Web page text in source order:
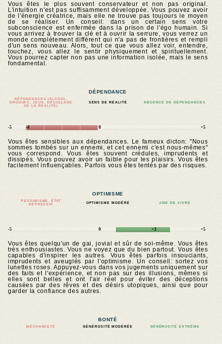
Vous êtes le plus souvent conservateur et non pas original.
L'intuition n'est pas suffisamment développée. Vous pouvez avoir
de l'énergie créatrice, mais elle ne trouve pas toujours le moyen
de se réaliser. Un conseil: dans un certain sens votre
subconscience est enfermée dans la prison de l'égo humain. Si
vous arrivez à trouver la clé et à ouvrir la serrure, vous verrez un
monde complètement différent qui n'a pas de frontières et rempli
d'un sens nouveau. Alors, tout ce que vous allez voir, entendre,
touchez, vous allez le sentir physiquement et spirituellement.
Vous pourrez capter non pas une information isolée, mais le sens
fondamental.
DÉPENDANCE
DÉPANDANCES (ALCOOL,
DROGUES, JEUX, DÉCOLLAGE
DE LA RÉALITÉ)
SENS DE RÉALITÉ ABSENCE DE DÉPENDANCES
-5 -4 0 +5
Vous êtes sensibles aux dépendances. Le fameux dicton: "Nous
sommes tombés sur un ennemi, et cet ennemi c'est nous-mêmes"
vous correspond. Vous êtes souvent crédules, imprudents et
dissipés. Vous pouvez avoir un faible pour les plaisirs. Vous êtes
facilement influençables. Parfois vous êtes tentés par des risques.
OPTIMISME
PESSIMISME, ÉTAT
DÉPRESSIF
OPTIMISME MODÉRÉ JOIE DE VIVRE
-5 0 +3 +5
Vous êtes quelqu'un de gai, jovial et sûr de soi-même. Vous êtes
très enthousiastes. Vous ne voyez que du bien partout. Vous êtes
capables d'inspirer les autres. Vous êtes parfois insouciants,
imprudents et aveuglés par l'optimisme. Un conseil: sortez vos
lunettes roses. Appuyez-vous dans vos jugements uniquement sur
des faits et l'expérience, et non pas sur des illusions, mêmes si
elles sont belles et ont l'air réel pour éviter des déceptions
causées par des rêves et des désirs utopiques, ainsi que pour
garder la confiance des autres.
BONTÉ
MÉCHANCETÉ GÉNÉROSITÉ MODÉRÉE GÉNÉROSITÉ EXTRÊME